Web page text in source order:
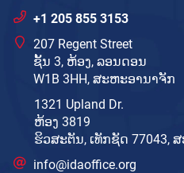
+1 205 855 3153
207 Regent Street
ຊັ້ນ 3, ຫ້ອງ, ລອນດອນ
W1B 3HH, ສະຫະອານາຈັກ
1321 Upland Dr.
ຫ້ອງ 3819
ຮິວສະຕັນ, ເທັກຊັດ 77043,
info@idaoffice.org